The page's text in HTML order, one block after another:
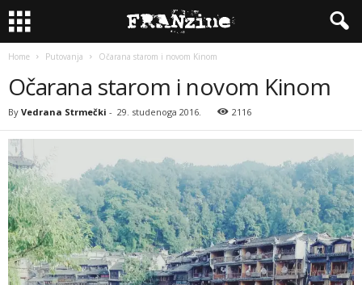
Home Putovanja Očarana starom i novom Kinom
Očarana starom i novom Kinom
By Vedrana Strmečki - 29. studenoga 2016. 2116